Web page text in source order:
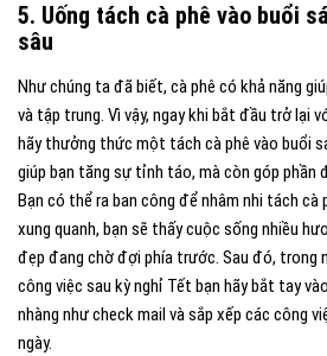
5. Uống tách cà phê vào buổi
sâu
Như chúng ta đã biết, cà phê có khả năng
và tập trung. Vì vậy, ngay khi bắt đầu trở lại
hãy thưởng thức một tách cà phê vào buổi
giúp bạn tăng sự tỉnh táo, mà còn góp phần
Bạn có thể ra ban công để nhâm nhi tách cà
xung quanh, bạn sẽ thấy cuộc sống nhiều
đẹp đang chờ đợi phía trước. Sau đó, trong
công việc sau kỳ nghỉ Tết bạn hãy bắt tay
nhàng như check mail và sắp xếp các công
ngày.